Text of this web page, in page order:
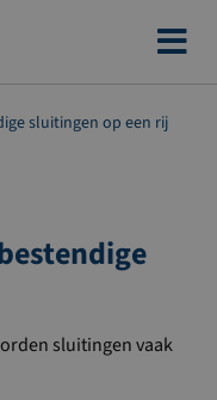
sluitingen op een rij
sluitingen vaak